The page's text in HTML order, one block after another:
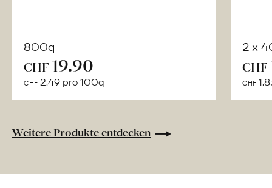
800g
CHF 19.90
CHF 2.49 pro 100g
2 x
CHF
CHF
Weitere Produkte entdecken